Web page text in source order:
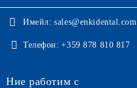
Имейл: sales@enkidental.com
Телефон: +359 878 810 817
Ние работим с